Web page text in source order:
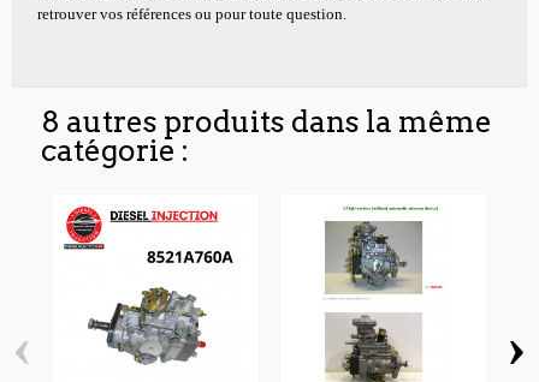
retrouver vos références ou pour toute question.
8 autres produits dans la même
catégorie :
‹ ›